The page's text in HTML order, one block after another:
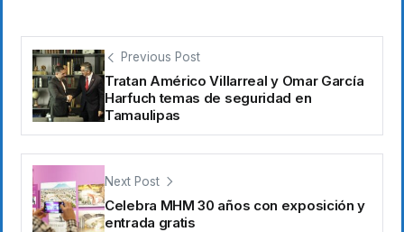
Previous Post
Tratan Américo Villarreal y Omar García
Harfuch temas de seguridad en
Tamaulipas
Next Post
Celebra MHM 30 años con exposición y
entrada gratis